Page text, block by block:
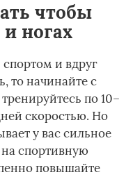
чтобы
ногах
и вдруг
то начинайте с
по 10–
скоростью. Но
у вас сильное
спортивную
повышайте